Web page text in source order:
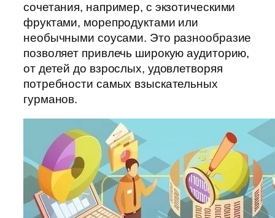
сочетания, например, с экзотическими
фруктами, морепродуктами или
необычными соусами. Это разнообразие
позволяет привлечь широкую аудиторию,
от детей до взрослых, удовлетворяя
потребности самых взыскательных
гурманов.